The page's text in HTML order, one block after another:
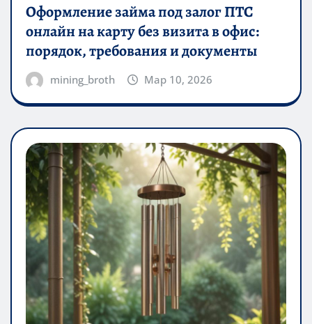
Оформление займа под залог ПТС
онлайн на карту без визита в офис:
порядок, требования и документы
mining_broth Мар 10, 2026